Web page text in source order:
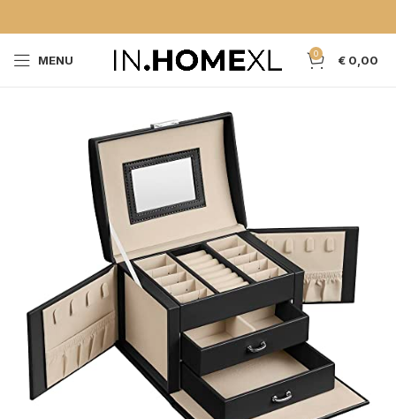
MENU 0 € 0,00